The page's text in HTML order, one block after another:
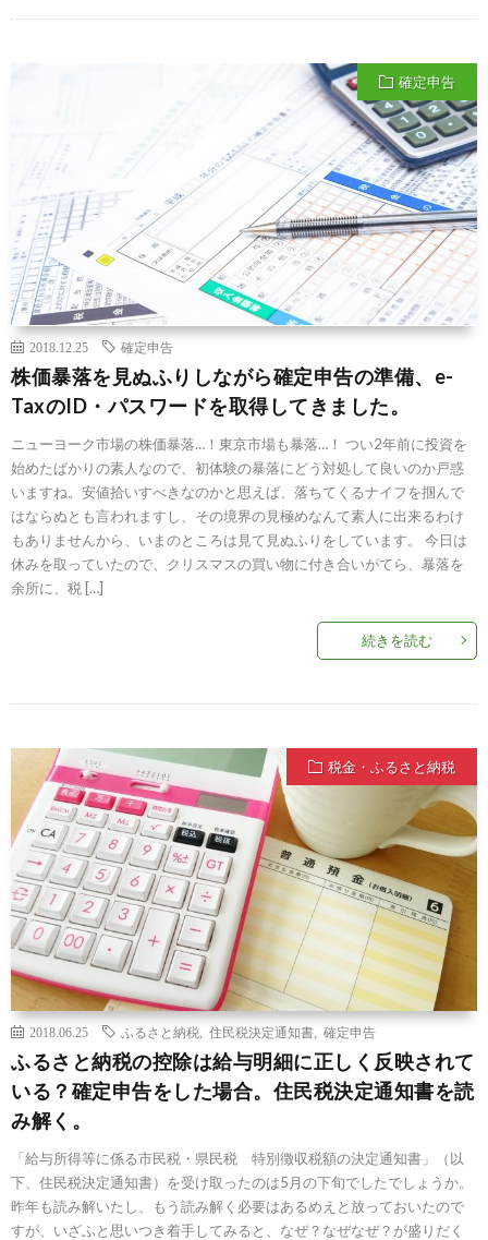
確定申告
2018.12.25 確定申告
株価暴落を見ぬふりしながら確定申告の準備、e-
TaxのID・パスワードを取得してきました。
ニューヨーク市場の株価暴落…！東京市場も暴落…！ つい2年前に投資を
始めたばかりの素人なので、初体験の暴落にどう対処して良いのか戸惑
いますね。安値拾いすべきなのかと思えば、落ちてくるナイフを掴んで
はならぬとも言われますし、その境界の見極めなんて素人に出来るわけ
もありませんから、いまのところは見て見ぬふりをしています。 今日は
休みを取っていたので、クリスマスの買い物に付き合いがてら、暴落を
余所に、税 […]
続きを読む
税金・ふるさと納税
2018.06.25 ふるさと納税 住民税決定通知書 確定申告
ふるさと納税の控除は給与明細に正しく反映されて
いる？確定申告をした場合。住民税決定通知書を読
み解く。
「給与所得等に係る市民税・県民税 特別徴収税額の決定通知書」（以
下、住民税決定通知書）を受け取ったのは5月の下旬でしたでしょうか。
昨年も読み解いたし、もう読み解く必要はあるめえと放っておいたので
すが、いざふと思いつき着手してみると、なぜ？なぜなぜ？が盛りだく